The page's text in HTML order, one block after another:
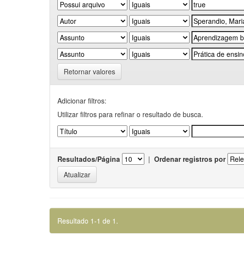
Retornar valores
Adicionar filtros:
Utilizar filtros para refinar o resultado de busca.
Resultados/Página | Ordenar registros por
Resultado 1-1 de 1.